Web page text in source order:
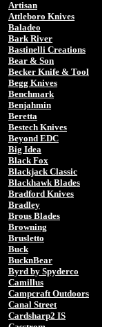
Artisan
Attleboro Knives
Baladeo
Bark River
Bastinelli Creations
Bear & Son
Becker Knife & Tool
Begg Knives
Benchmark
Benjahmin
Beretta
Bestech Knives
Beyond EDC
Big Idea
Black Fox
Blackjack Classic
Blackhawk Blades
Bradford Knives
Bradley
Brous Blades
Browning
Brusletto
Buck
BucknBear
Byrd by Spyderco
Camillus
Campcraft Outdoors
Canal Street
Cardsharp2 IS